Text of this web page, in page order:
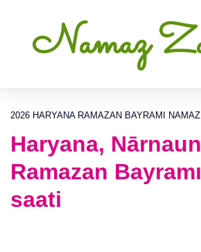
Namaz
2026 HARYANA RAMAZAN BAYRAMI NAMAZ
Haryana,
Ramazan
saati